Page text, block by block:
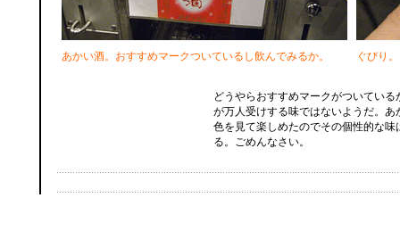
あかい酒。おすすめマークついているし飲んでみるか。 ぐびり
どうやらおすすめマークがついている
が万人受けする味ではないようだ。あ
色を見て楽しめたのでその個性的な味
る。ごめんなさい。